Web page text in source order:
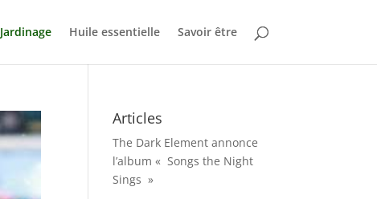
Jardinage Huile essentielle Savoir être
Articles
The Dark Element annonce
l’album « Songs the Night
Sings »